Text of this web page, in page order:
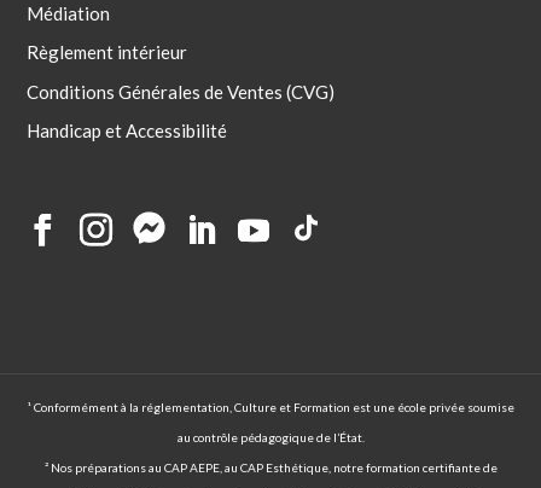
Médiation
Règlement intérieur
Conditions Générales de Ventes (CVG)
Handicap et Accessibilité
¹ Conformément à la réglementation, Culture et Formation est une école privée soumise
au contrôle pédagogique de l’État.
² Nos préparations au CAP AEPE, au CAP Esthétique, notre formation certifiante de